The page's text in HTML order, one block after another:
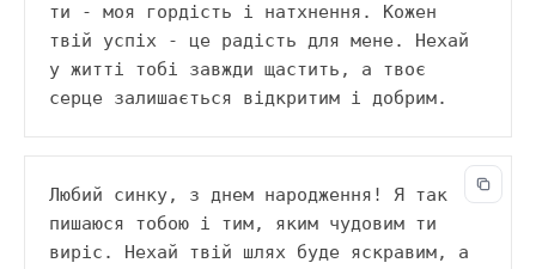
ти - моя гордість і натхнення. Кожен
твій успіх - це радість для мене. Нехай
у житті тобі завжди щастить, а твоє
серце залишається відкритим і добрим.
Любий синку, з днем народження! Я так
пишаюся тобою і тим, яким чудовим ти
виріс. Нехай твій шлях буде яскравим, а